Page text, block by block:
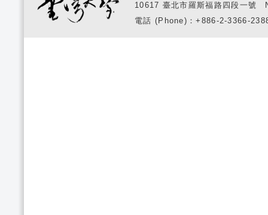
10617 臺北市羅斯福路四段一
電話 (Phone)：+886-2-3366-